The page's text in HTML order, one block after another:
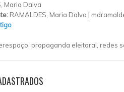
Maria Dalva
RAMALDES, Maria Dalva |
propaganda eleitoral, redes